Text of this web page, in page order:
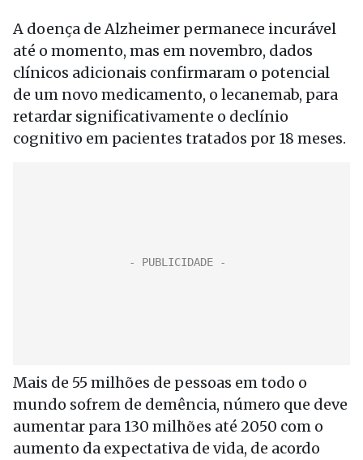
A doença de Alzheimer permanece incurável
até o momento, mas em novembro, dados
clínicos adicionais confirmaram o potencial
de um novo medicamento, o lecanemab, para
retardar significativamente o declínio
cognitivo em pacientes tratados por 18 meses.
Mais de 55 milhões de pessoas em todo o
mundo sofrem de demência, número que deve
aumentar para 130 milhões até 2050 com o
aumento da expectativa de vida, de acordo